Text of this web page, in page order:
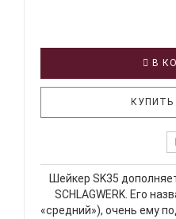
В
КУПИТЬ
Шейкер SK35
SCHLAGWERK. Его
«средний»), очень ему